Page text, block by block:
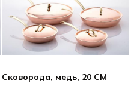
Сковорода, медь, 20 CM